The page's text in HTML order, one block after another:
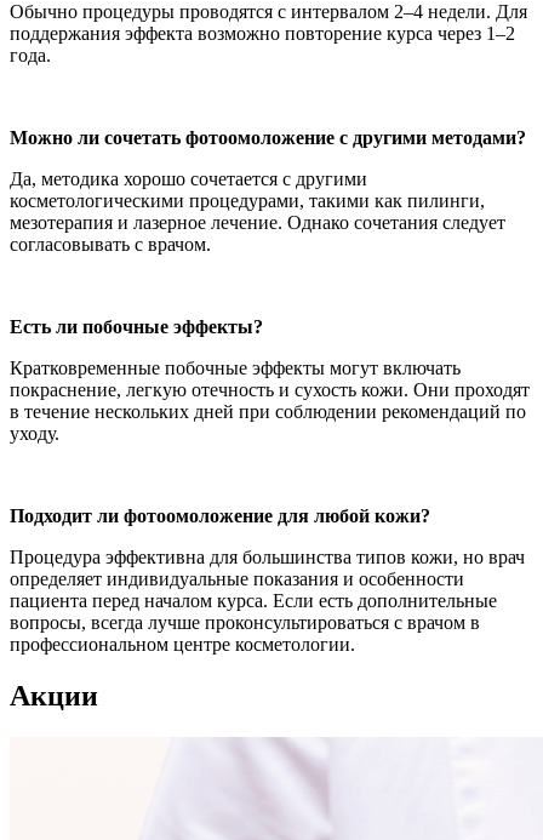
Обычно процедуры проводятся с интервалом 2–4 недели. Для
поддержания эффекта возможно повторение курса через 1–2
года.
Можно ли сочетать фотоомоложение с другими методами?
Да, методика хорошо сочетается с другими
косметологическими процедурами, такими как пилинги,
мезотерапия и лазерное лечение. Однако сочетания следует
согласовывать с врачом.
Есть ли побочные эффекты?
Кратковременные побочные эффекты могут включать
покраснение, легкую отечность и сухость кожи. Они проходят
в течение нескольких дней при соблюдении рекомендаций по
уходу.
Подходит ли фотоомоложение для любой кожи?
Процедура эффективна для большинства типов кожи, но врач
определяет индивидуальные показания и особенности
пациента перед началом курса. Если есть дополнительные
вопросы, всегда лучше проконсультироваться с врачом в
профессиональном центре косметологии.
Акции